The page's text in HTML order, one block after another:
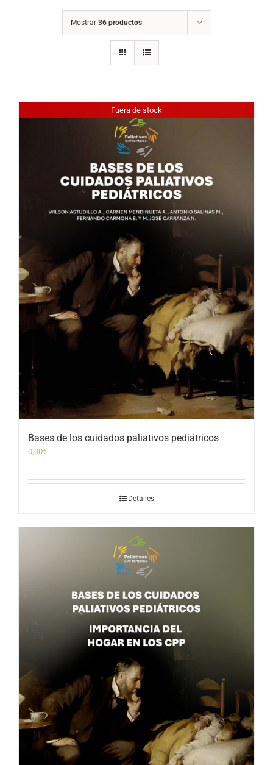
Mostrar 36 productos
Fuera de stock
Bases de los cuidados paliativos pediátricos
0,00€
Detalles